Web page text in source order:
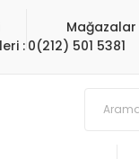
Mağazalar
: 0(212) 501 5381